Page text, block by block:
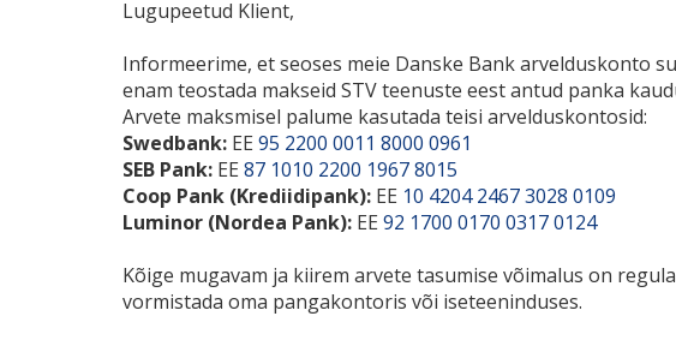
Lugupeetud Klient,
Informeerime, et seoses meie Danske Bank arvelduskonto
enam teostada makseid STV teenuste eest antud panka
Arvete maksmisel palume kasutada teisi arvelduskontosid:
Swedbank: EE 95 2200 0011 8000 0961
SEB Pank: EE 87 1010 2200 1967 8015
Coop Pank (Krediidipank): EE 10 4204 2467 3028 0109
Luminor (Nordea Pank): EE 92 1700 0170 0317 0124
Kõige mugavam ja kiirem arvete tasumise võimalus on
vormistada oma pangakontoris või iseteeninduses.